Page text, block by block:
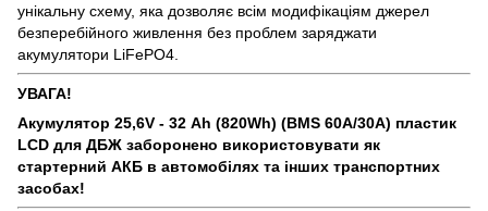
унікальну схему, яка дозволяє всім модифікаціям джерел
безперебійного живлення без проблем заряджати
акумулятори LiFePO4.
УВАГА!
Акумулятор 25,6V - 32 Ah (820Wh) (BMS 60A/30А) пластик
LCD для ДБЖ заборонено використовувати як
стартерний АКБ в автомобілях та інших транспортних
засобах!